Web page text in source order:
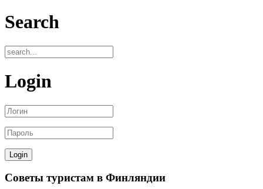
Search
Login
Советы туристам в Финляндии